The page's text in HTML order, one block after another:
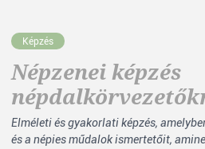
Képzés
Népzenei képzés
Elméleti és gyakorlati képzés,
és a népies műdalok ismertetőit,